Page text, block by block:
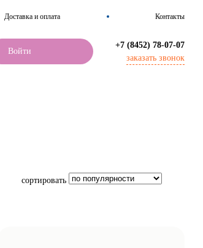
Доставка и оплата Контакты
Войти
+7 (8452) 78-07-07
заказать звонок
сортировать